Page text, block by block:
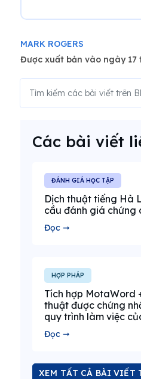
MARK ROGERS
Được xuất bản vào ngày 17
Các bài viết
ĐÁNH GIÁ HỌC TẬP
Dịch thuật tiếng Hà
cầu đánh giá chứng
Đọc ➞
HỢP PHÁP
Tích hợp MotaWord
thuật được chứng
quy trình làm việc
Đọc ➞
XEM TẤT CẢ BÀI VIẾT